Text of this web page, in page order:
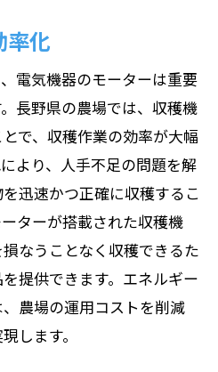
率化
電気機器のモーターは重要
長野県の農場では、収穫機
で、収穫作業の効率が大幅
より、人手不足の問題を解
迅速かつ正確に収穫するこ
ターが搭載された収穫機
なうことなく収穫できるた
提供できます。エネルギー
農場の運用コストを削減
します。